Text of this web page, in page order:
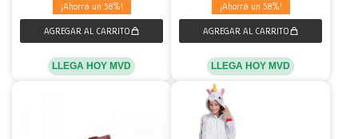
58
LLEGA HOY MVD
58
LLEGA HOY MVD